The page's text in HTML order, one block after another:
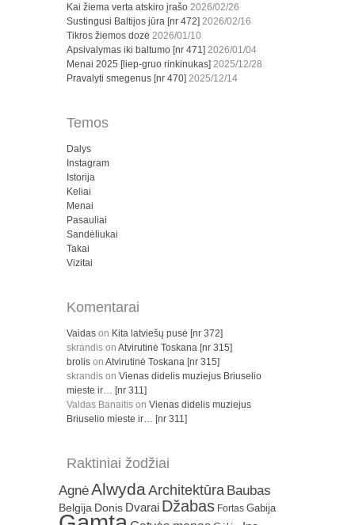
Kai žiema verta atskiro įrašo 2026/02/26
Sustingusi Baltijos jūra [nr 472] 2026/02/16
Tikros žiemos dozė 2026/01/10
Apsivalymas iki baltumo [nr 471] 2026/01/04
Menai 2025 [liep-gruo rinkinukas] 2025/12/28
Pravalyti smegenus [nr 470] 2025/12/14
Temos
Dalys
Instagram
Istorija
Keliai
Menai
Pasauliai
Sandėliukai
Takai
Vizitai
Komentarai
Vaidas on Kita latviešų pusė [nr 372]
skrandis on Atvirutinė Toskana [nr 315]
brolis on Atvirutinė Toskana [nr 315]
skrandis on Vienas didelis muziejus Briuselio
mieste ir… [nr 311]
Valdas Banaitis on Vienas didelis muziejus
Briuselio mieste ir… [nr 311]
Raktiniai žodžiai
Agnė Alwyda Architektūra Baubas
Belgija Donis Dvarai Džabas Fortas Gabija